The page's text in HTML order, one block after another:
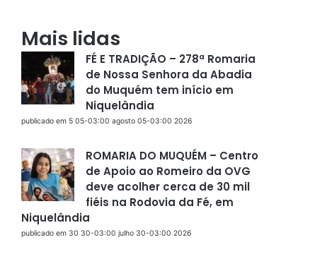
Mais lidas
FÉ E TRADIÇÃO – 278ª Romaria
de Nossa Senhora da Abadia
do Muquém tem início em
Niquelândia
publicado em 5 05-03:00 agosto 05-03:00 2026
ROMARIA DO MUQUÉM – Centro
de Apoio ao Romeiro da OVG
deve acolher cerca de 30 mil
fiéis na Rodovia da Fé, em
Niquelândia
publicado em 30 30-03:00 julho 30-03:00 2026